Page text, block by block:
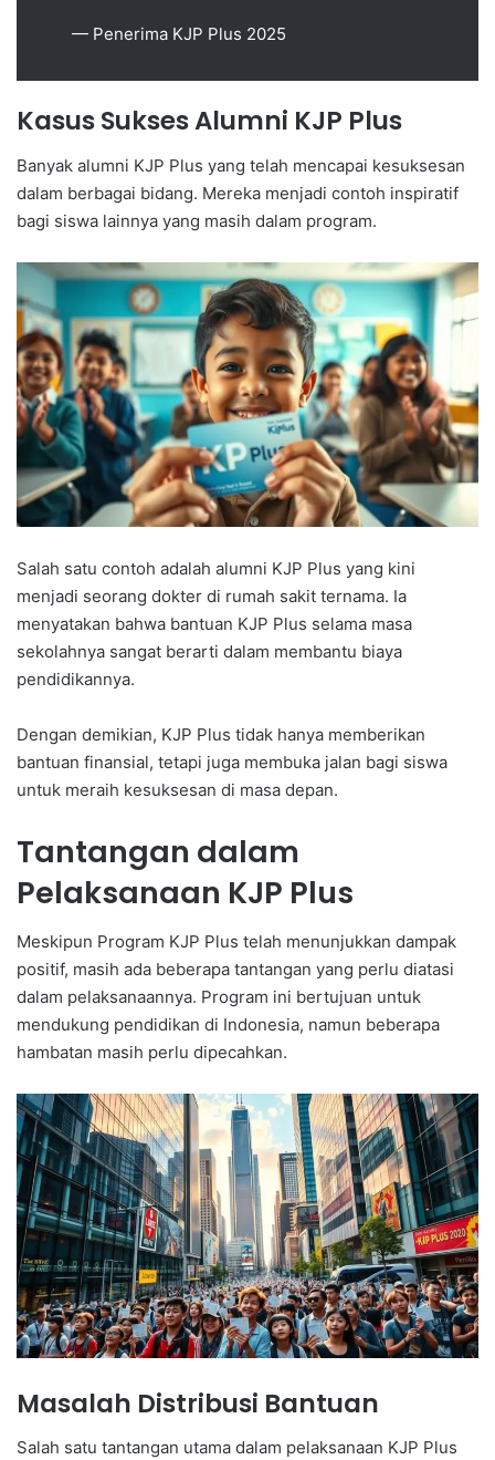
— Penerima KJP Plus 2025
Kasus Sukses Alumni KJP Plus
Banyak alumni KJP Plus yang telah mencapai kesuksesan
dalam berbagai bidang. Mereka menjadi contoh inspiratif
bagi siswa lainnya yang masih dalam program.
Salah satu contoh adalah alumni KJP Plus yang kini
menjadi seorang dokter di rumah sakit ternama. Ia
menyatakan bahwa bantuan KJP Plus selama masa
sekolahnya sangat berarti dalam membantu biaya
pendidikannya.
Dengan demikian, KJP Plus tidak hanya memberikan
bantuan finansial, tetapi juga membuka jalan bagi siswa
untuk meraih kesuksesan di masa depan.
Tantangan dalam
Pelaksanaan KJP Plus
Meskipun Program KJP Plus telah menunjukkan dampak
positif, masih ada beberapa tantangan yang perlu diatasi
dalam pelaksanaannya. Program ini bertujuan untuk
mendukung pendidikan di Indonesia, namun beberapa
hambatan masih perlu dipecahkan.
Masalah Distribusi Bantuan
Salah satu tantangan utama dalam pelaksanaan KJP Plus